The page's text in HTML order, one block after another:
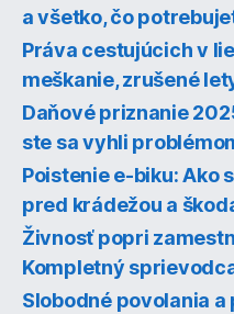
a všetko, čo
Práva cestujúcich v
meškanie, zrušené
Daňové priznanie
ste sa vyhli
Poistenie e-biku: Ako
pred krádežou a
Živnosť popri
Kompletný
Slobodné povolania